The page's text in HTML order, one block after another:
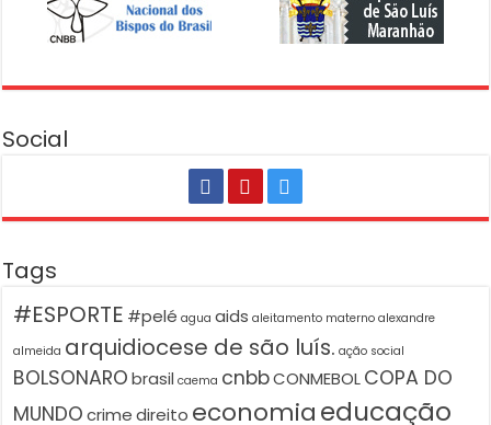
Social
Tags
#ESPORTE #pelé agua aids aleitamento materno alexandre
almeida arquidiocese de são luís. ação social
BOLSONARO brasil caema cnbbCONMEBOLCOPA DO
MUNDO crime direito economiaeducação